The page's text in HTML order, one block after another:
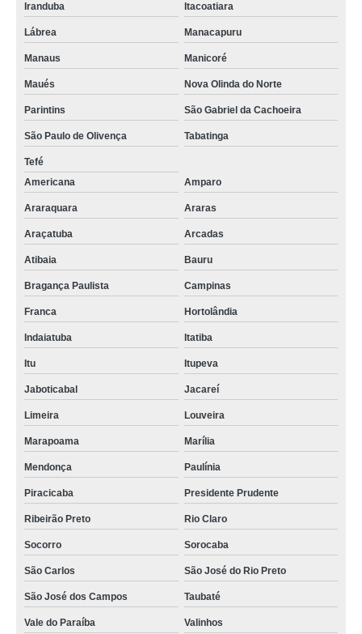
Iranduba Itacoatiara
Lábrea Manacapuru
Manaus Manicoré
Maués Nova Olinda do Norte
Parintins São Gabriel da Cachoeira
São Paulo de Olivença Tabatinga
Tefé
Americana
Amparo
Araraquara Araras
Araçatuba Arcadas
Atibaia Bauru
Bragança Paulista Campinas
Franca Hortolândia
Indaiatuba Itatiba
Itu Itupeva
Jaboticabal Jacareí
Limeira Louveira
Marapoama Marília
Mendonça Paulínia
Piracicaba Presidente Prudente
Ribeirão Preto Rio Claro
Socorro Sorocaba
São Carlos São José do Rio Preto
São José dos Campos Taubaté
Vale do Paraíba Valinhos